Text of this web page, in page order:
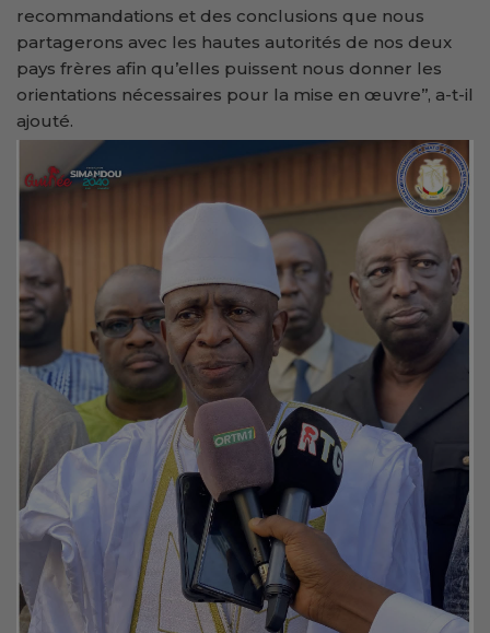
recommandations et des conclusions que nous
partagerons avec les hautes autorités de nos deux
pays frères afin qu’elles puissent nous donner les
orientations nécessaires pour la mise en œuvre’’, a-t-il
ajouté.